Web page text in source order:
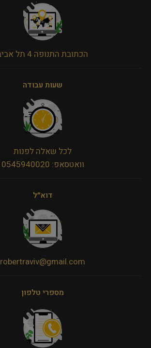
הכתובת התנופה 4 תל אביב
שעות עבודה
לכל שאלה לפנות
וואטסאפ: 0545940020
דוא״ל
robertraviv@gmail.com
מספרי טלפון